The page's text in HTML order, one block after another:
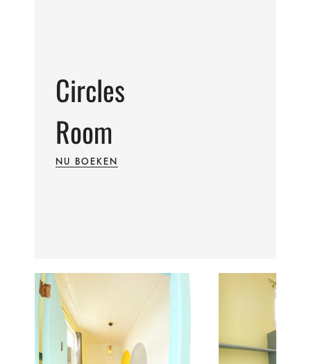
Circles
Room
NU BOEKEN